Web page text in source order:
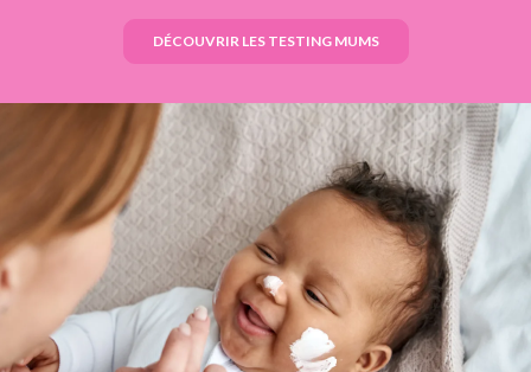
DÉCOUVRIR LES TESTING MUMS